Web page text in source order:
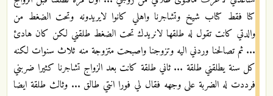
كنا فقط كتاب شيخ وتشاجرنا واهلي كانوا لايريدونه وتحت الضغط من
والدتي كانت تقول له طلقها لانريدك تحت الضغط طلقني لكن كان هادئ
... ثم تصالحنا وردني اليه وتزوجنا واصبحت متزوجة منه ثلاث سنوات لكنه
كل سنة يطلقني طلقة ... ثاني طلقة كانت بعد الزواج تشاجرنا كثيرا ضربني
فرددت له الضربة على وجهه فقال لي فورا انتي طالق ... وثالث طلقة ايضا